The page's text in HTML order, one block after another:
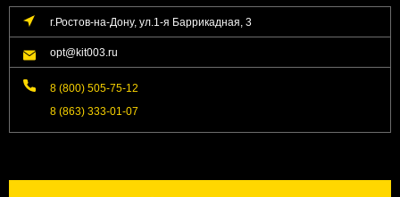
г.Ростов-на-Дону, ул.1-я Баррикадная, 3
opt@kit003.ru
8 (800) 505-75-12
8 (863) 333-01-07